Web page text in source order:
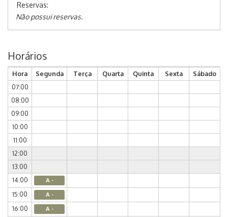
Reservas:
Não possui reservas.
Horários
Hora Segunda Terça Quarta Quinta Sexta
Sábado
07:00
08:00
09:00
10:00
11:00
12:00
13:00
14:00
A -
15:00 A -
16:00 A -